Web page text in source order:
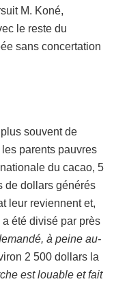
M. Koné,
le reste du
sans concertation
souvent de
parents pauvres
du cacao, 5
de dollars générés
leur reviennent et,
été divisé par près
à peine au-
2 500 dollars la
est louable et fait